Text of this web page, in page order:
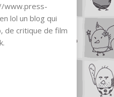
www.press-
lol un blog qui
de critique de film